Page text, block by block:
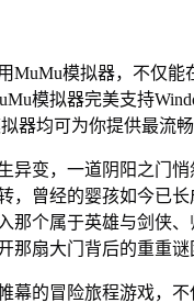
MuMu模拟器，不仅能
模拟器完美支持
器均可为你提供最流
异变，一道阴阳之门悄
，曾经的婴孩如今已
那个属于英雄与剑侠
那扇大门背后的重重谜
幕的冒险旅程游戏，